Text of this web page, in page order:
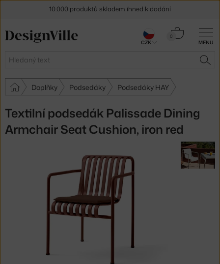
MENU
Hledat
0
Košík
Doplňky Podsedáky Podsedáky HAY
Textilní podsedák Palissade Dining
Armchair Seat Cushion, iron red
30 dní na vrácení zbožíCZK